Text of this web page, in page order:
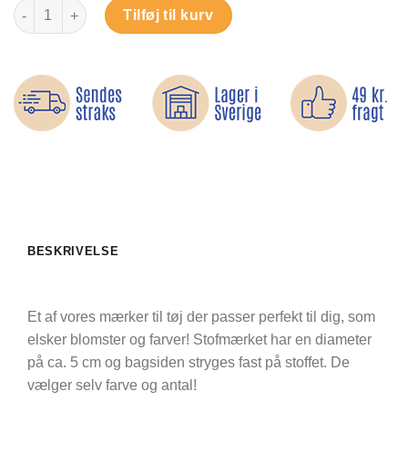
Blomst gerbera - Strygemærke antal
Tilføj til kurv
BESKRIVELSE
Et af vores mærker til tøj der passer perfekt til dig, som
elsker blomster og farver! Stofmærket har en diameter
på ca. 5 cm og bagsiden stryges fast på stoffet. De
vælger selv farve og antal!